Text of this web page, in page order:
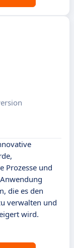
Prozesse und
die es den
verwalten und
wird.